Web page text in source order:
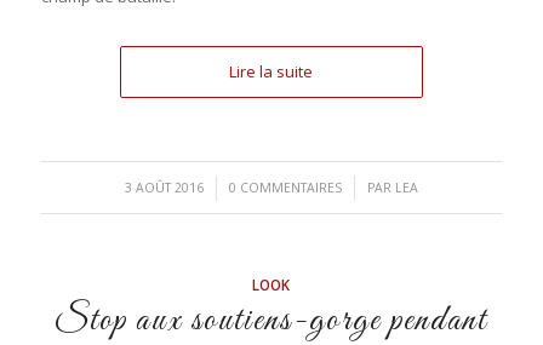
Lire la suite
3 AOÛT 2016
/ 0 COMMENTAIRES
/ PAR LEA
LOOK
Stop aux soutiens-gorge pendant